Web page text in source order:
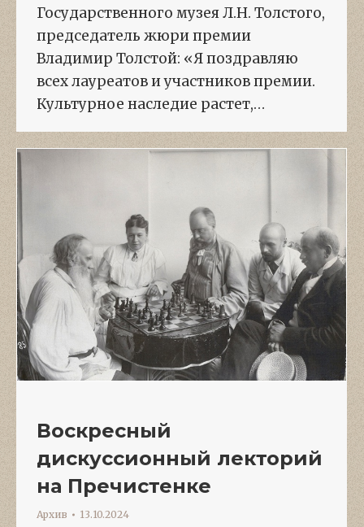
Государственного музея Л.Н. Толстого,
председатель жюри премии
Владимир Толстой: «Я поздравляю
всех лауреатов и участников премии.
Культурное наследие растет,…
Воскресный
дискуссионный лекторий
на Пречистенке
Архив 13.10.2024